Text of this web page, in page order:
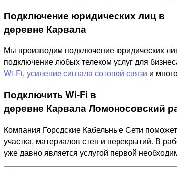
Подключение юридических лиц в
деревне Карвала
Мы производим подключение юридических
подключение любых телеком услуг для
Wi-Fi, усиление сигнала сотовой связи и
Подключить Wi-Fi в
деревне Карвала Ломоносовский
Компания Городские Кабельные Сети
участка, материалов стен и перекрытий. В
уже давно является услугой первой